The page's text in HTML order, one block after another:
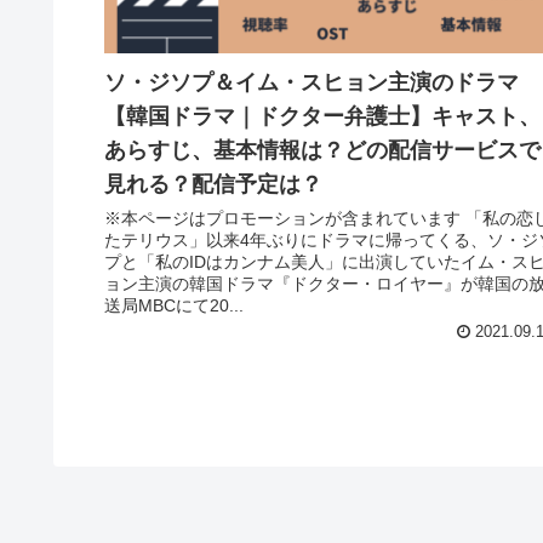
ソ・ジソプ＆イム・スヒョン主演のドラマ
【韓国ドラマ｜ドクター弁護士】キャスト、
あらすじ、基本情報は？どの配信サービスで
見れる？配信予定は？
※本ページはプロモーションが含まれています 「私の恋
たテリウス」以来4年ぶりにドラマに帰ってくる、ソ・ジ
プと「私のIDはカンナム美人」に出演していたイム・スヒ
ョン主演の韓国ドラマ『ドクター・ロイヤー』が韓国の
送局MBCにて20...